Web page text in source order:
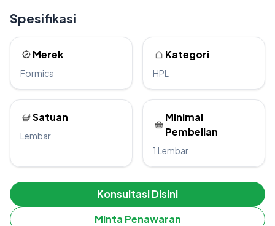
Spesifikasi
Merek
Formica
Kategori
HPL
Satuan
Lembar
Minimal
Pembelian
1 Lembar
Konsultasi Disini
Minta Penawaran